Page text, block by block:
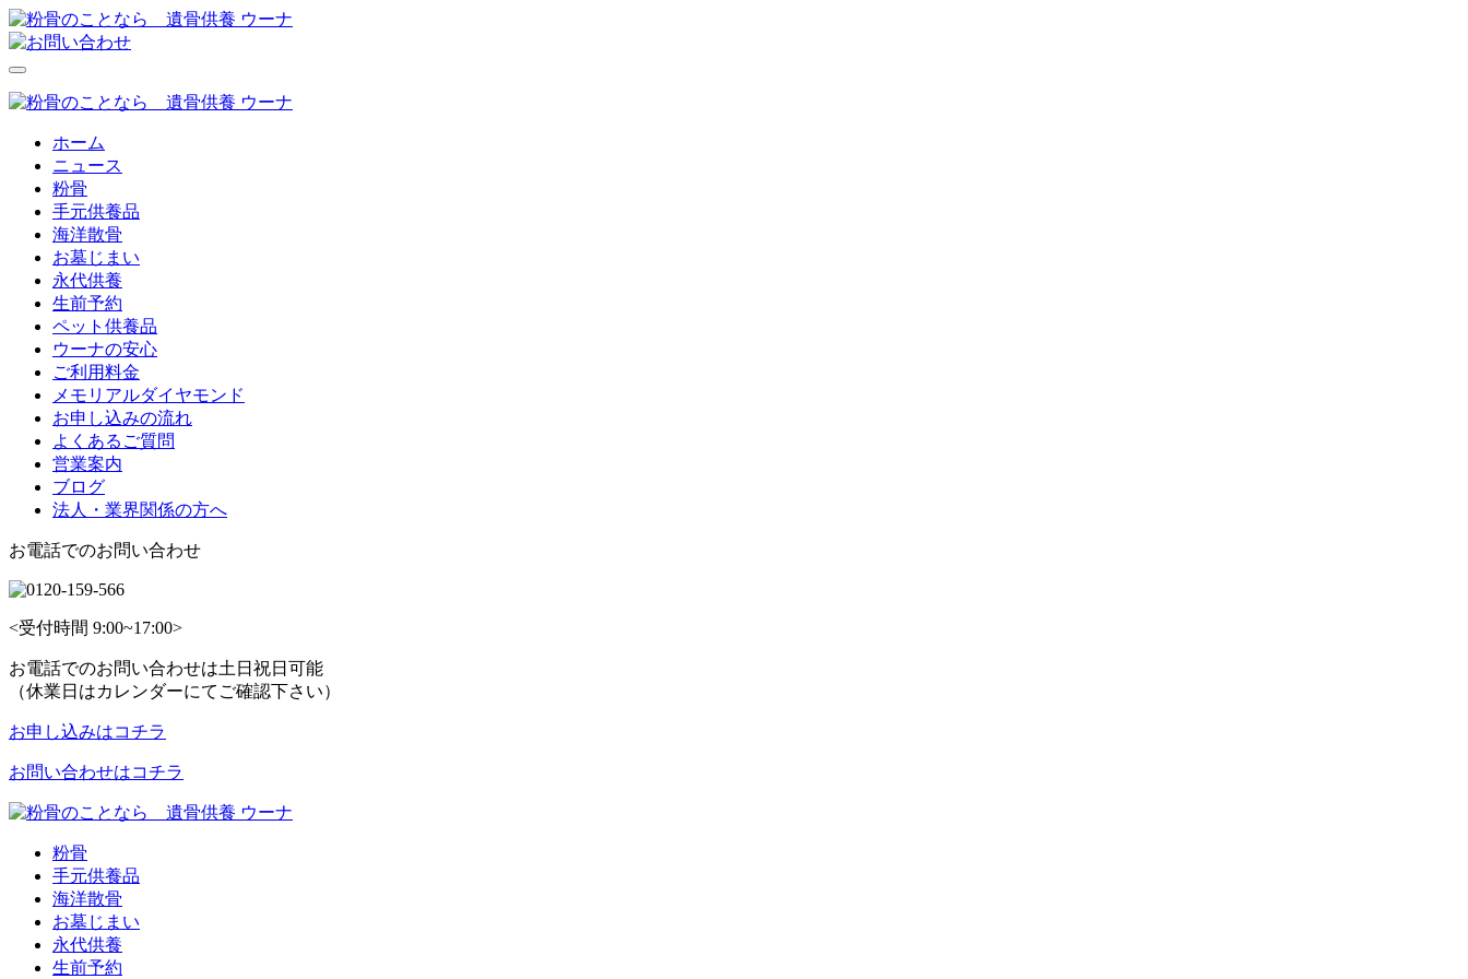
ホーム
ニュース
粉骨
手元供養品
海洋散骨
お墓じまい
永代供養
生前予約
ペット供養品
ウーナの安心
ご利用料金
メモリアルダイヤモンド
お申し込みの流れ
よくあるご質問
営業案内
ブログ
法人・業界関係の方へ
お電話でのお問い合わせ
<受付時間 9:00~17:00>
お電話でのお問い合わせは土日祝日可能
（休業日はカレンダーにてご確認下さい）
お申し込みはコチラ
お問い合わせはコチラ
粉骨
手元供養品
海洋散骨
お墓じまい
永代供養
生前予約